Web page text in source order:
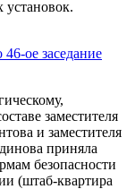
установок.
ое заседание
заместителя
и заместителя
приняла
безопасности
(штаб-квартира